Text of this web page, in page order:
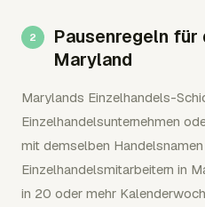
Pausenregeln für
Maryland
Marylands Einzelhandels-
Einzelhandelsunternehmen
mit demselben
Einzelhandelsmitarbeitern in
in 20 oder mehr